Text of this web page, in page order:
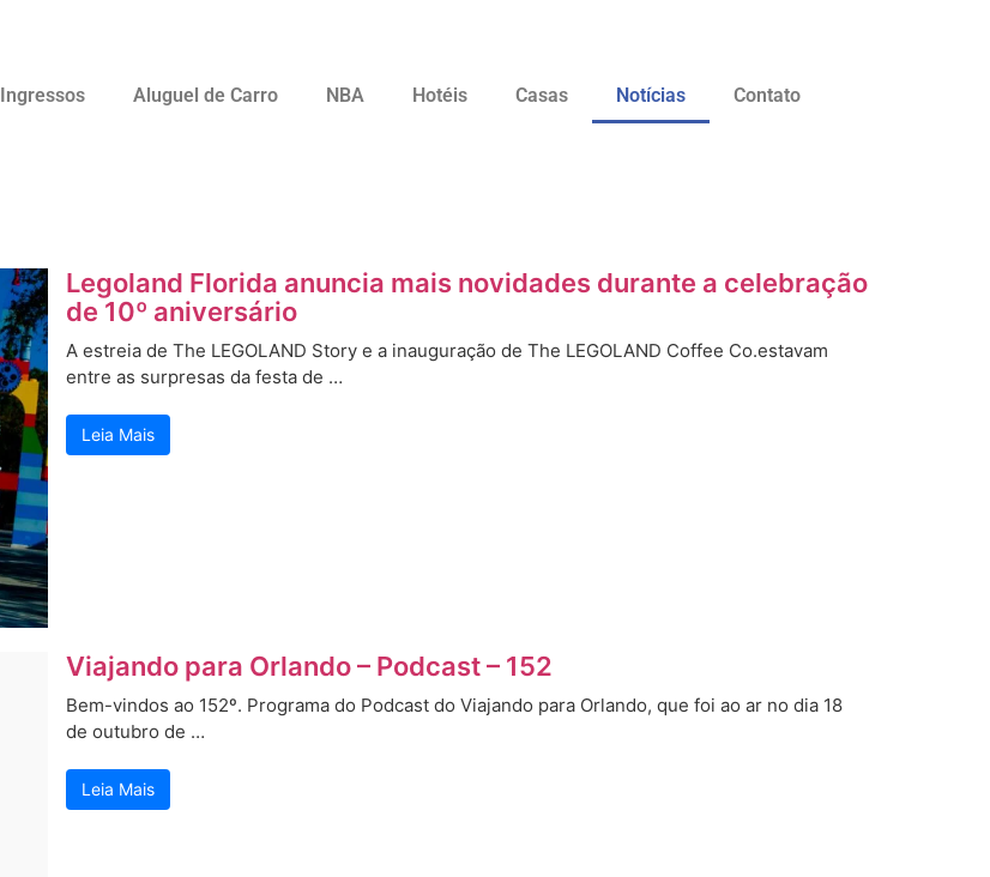
Ingressos Aluguel de Carro NBA Hotéis Casas Notícias Contato
Legoland Florida anuncia mais novidades durante a celebração
de 10º aniversário
A estreia de The LEGOLAND Story e a inauguração de The LEGOLAND Coffee Co.estavam
entre as surpresas da festa de …
Leia Mais
Viajando para Orlando – Podcast – 152
Bem-vindos ao 152º. Programa do Podcast do Viajando para Orlando, que foi ao ar no dia 18
de outubro de …
Leia Mais